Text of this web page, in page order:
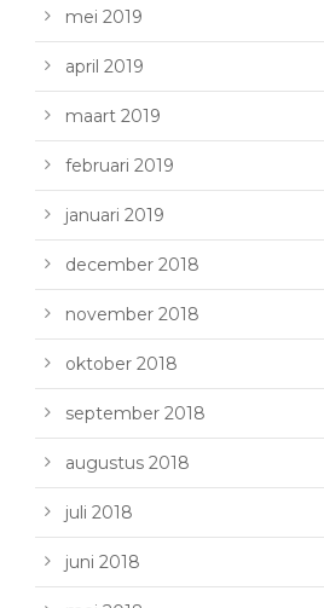
mei 2019
april 2019
maart 2019
februari 2019
januari 2019
december 2018
november 2018
oktober 2018
september 2018
augustus 2018
juli 2018
juni 2018